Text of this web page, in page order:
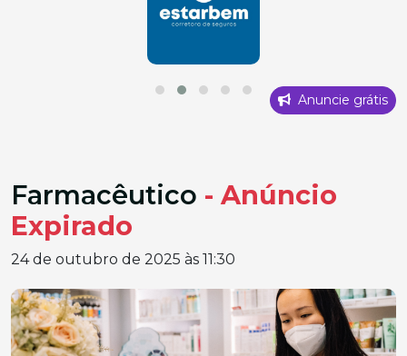
Anuncie grátis
Farmacêutico - Anúncio
Expirado
24 de outubro de 2025 às 11:30